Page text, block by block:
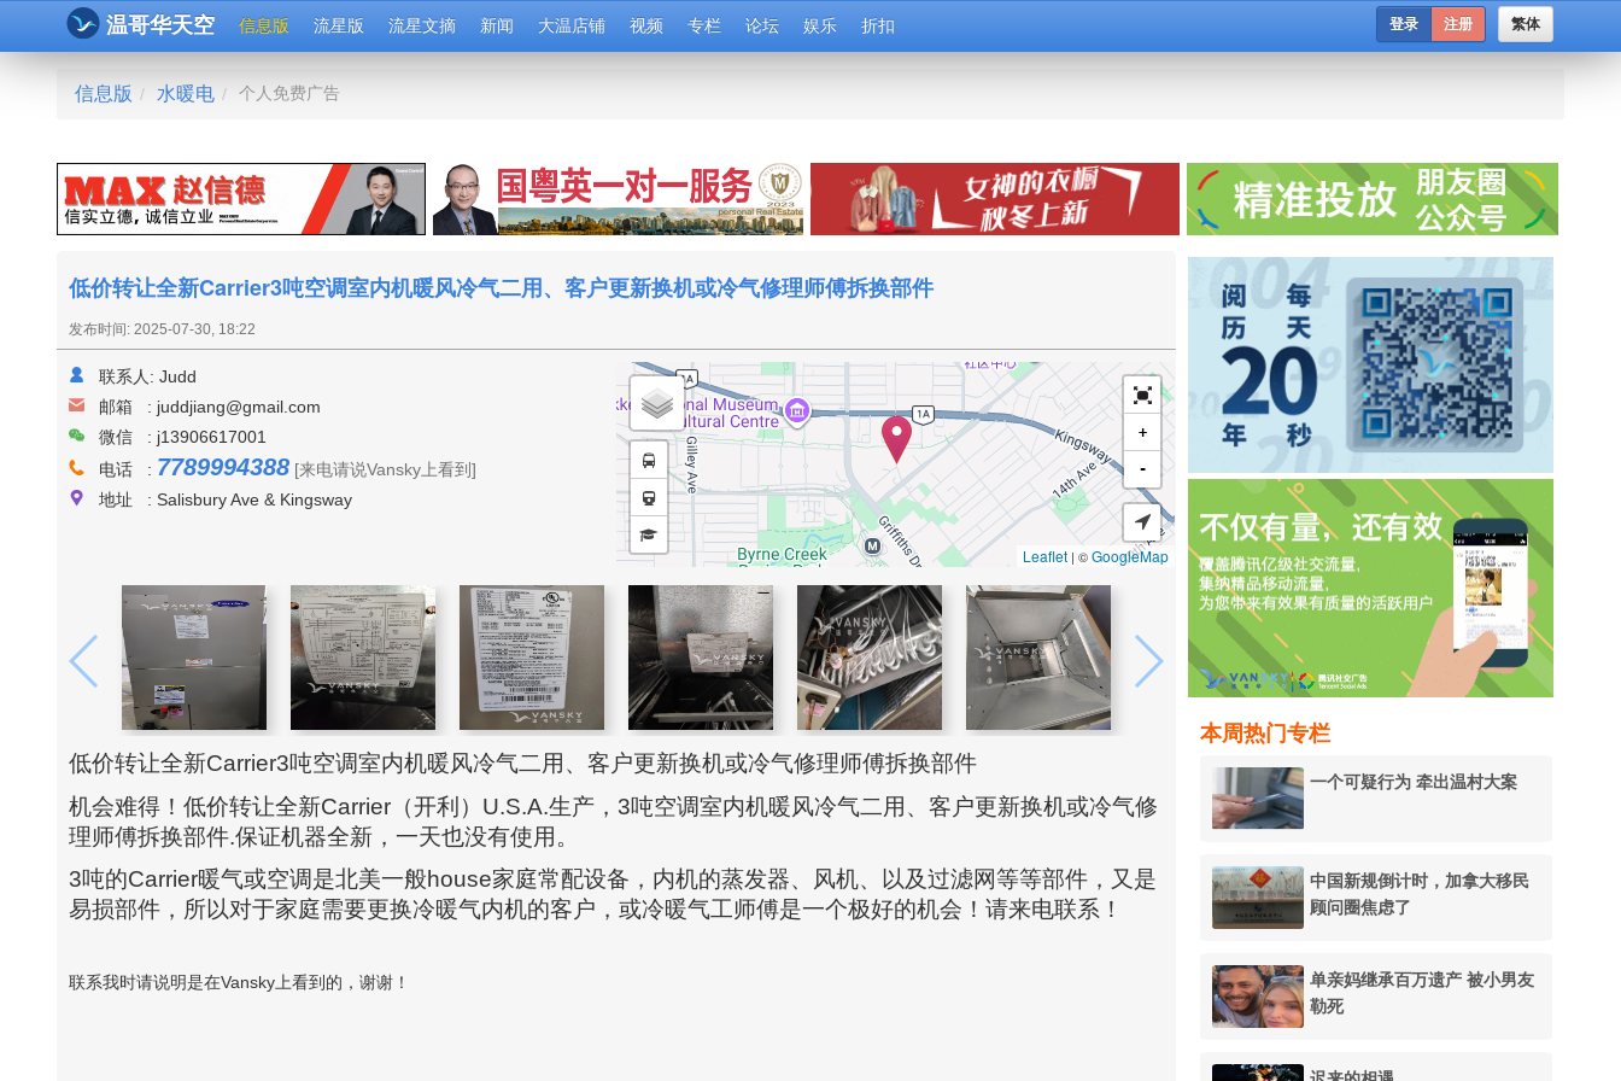
温哥华天空 信息版 流星版 流星文摘 新闻 大温店铺 视频 专栏 论坛 娱乐 折扣 繁体
登录 注册
信息版 / 水暖电 / 个人免费广告
本周热门专栏
一个可疑行为 牵出温村大案
中国新规倒计时，加拿大移民
顾问圈焦虑了
单亲妈继承百万遗产 被小男友
勒死
低价转让全新Carrier3吨空调室内机暖风冷气二用、客户更新换机或冷气修理师傅拆换部件
发布时间: 2025-07-30, 18:22
联系人: Judd
邮箱 : juddjiang@gmail.com
微信 : j13906617001
电话 : 7789994388 [来电请说Vansky上看到]
地址 : Salisbury Ave & Kingsway
+
-
Leaflet | ©GoogleMap
低价转让全新Carrier3吨空调室内机暖风冷气二用、客户更新换机或冷气修理师傅拆换部件
机会难得！低价转让全新Carrier（开利）U.S.A.生产，3吨空调室内机暖风冷气二用、客户更新换机或冷气修
理师傅拆换部件.保证机器全新，一天也没有使用。
3吨的Carrier暖气或空调是北美一般house家庭常配设备，内机的蒸发器、风机、以及过滤网等等部件，又是
易损部件，所以对于家庭需要更换冷暖气内机的客户，或冷暖气工师傅是一个极好的机会！请来电联系！
联系我时请说明是在Vansky上看到的，谢谢！